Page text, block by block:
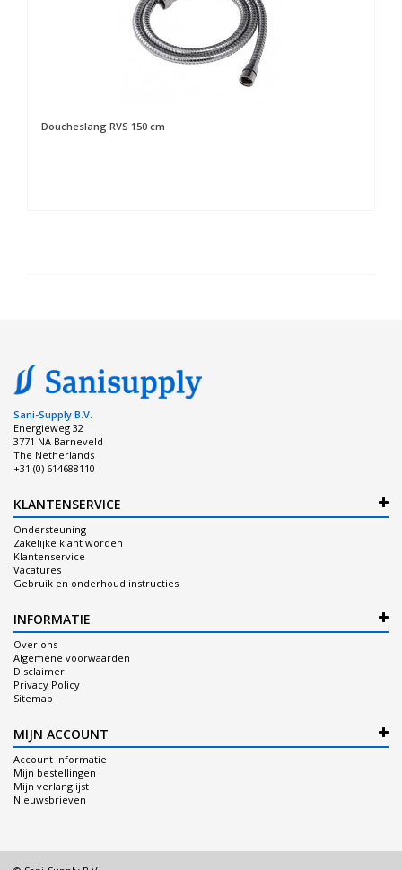
Doucheslang RVS 150 cm
Sani-Supply B.V.
Energieweg 32
3771 NA Barneveld
The Netherlands
+31 (0) 614688110
KLANTENSERVICE
Ondersteuning
Zakelijke klant worden
Klantenservice
Vacatures
Gebruik en onderhoud instructies
INFORMATIE
Over ons
Algemene voorwaarden
Disclaimer
Privacy Policy
Sitemap
MIJN ACCOUNT
Account informatie
Mijn bestellingen
Mijn verlanglijst
Nieuwsbrieven